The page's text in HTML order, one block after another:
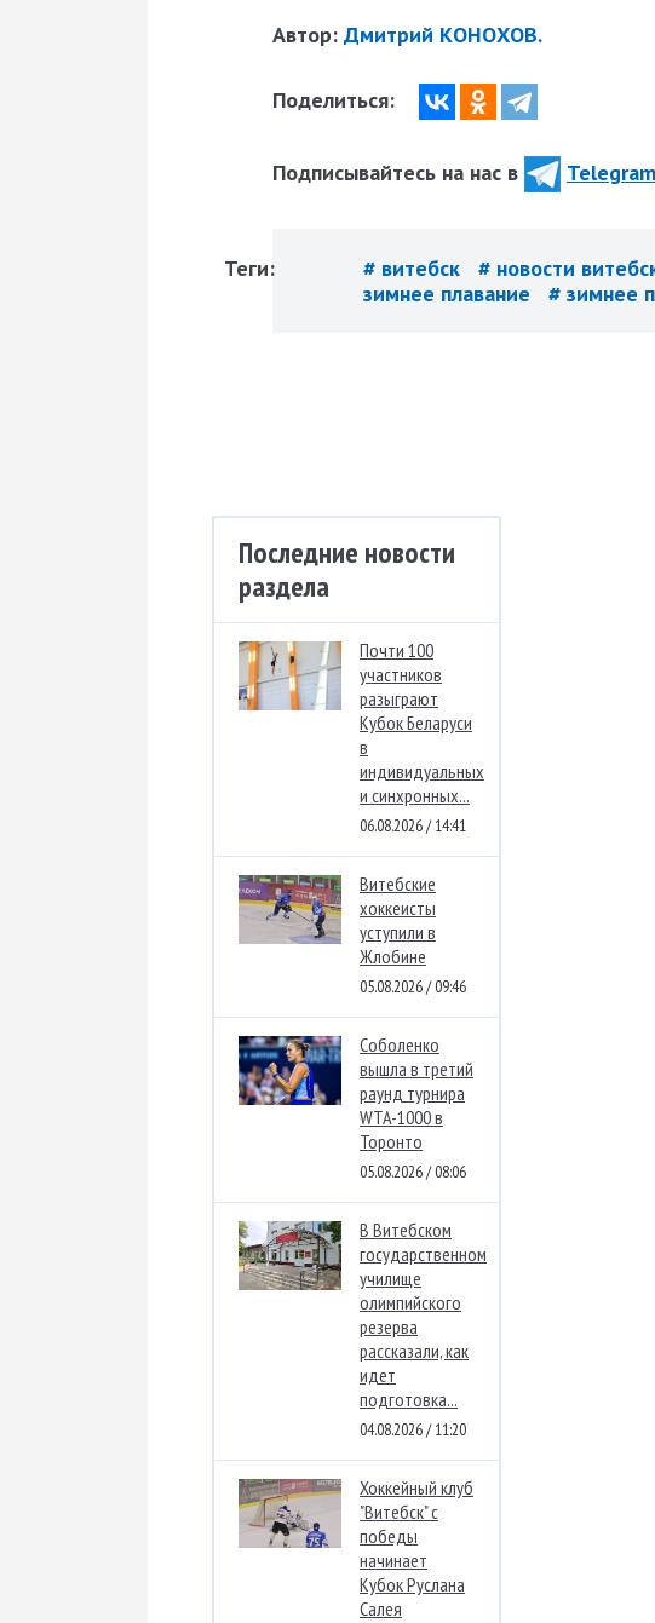
Автор: Дмитрий КОНОХОВ.
Поделиться:
Подписывайтесь на нас в Telegram
Теги: # витебск # новости
зимнее плавание
# зимнее
Последние новости
раздела
Почти 100
участников
разыграют
Кубок Беларуси
в
индивидуальных
и синхронных...
06.08.2026 / 14:41
Витебские
хоккеисты
уступили в
Жлобине
05.08.2026 / 09:46
Соболенко
вышла в третий
раунд турнира
WTA-1000 в
Торонто
05.08.2026 / 08:06
В Витебском
государственном
училище
олимпийского
резерва
рассказали, как
идет
подготовка...
04.08.2026 / 11:20
Хоккейный клуб
"Витебск" с
победы
начинает
Кубок Руслана
Салея